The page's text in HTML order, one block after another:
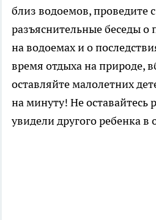
близ водоемов, проведите
разъяснительные беседы о
на водоемах и о
время отдыха на природе,
оставляйте малолетних
на минуту! Не
увидели другого ребенка в